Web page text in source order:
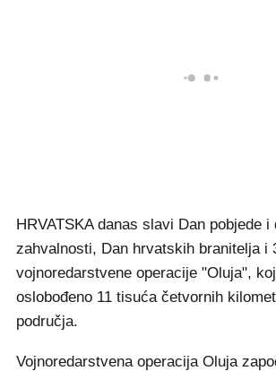
HRVATSKA danas slavi Dan pobjede
zahvalnosti, Dan hrvatskih branitelja i
vojnoredarstvene operacije "Oluja",
oslobođeno 11 tisuća četvornih
područja.
Vojnoredarstvena operacija Oluja